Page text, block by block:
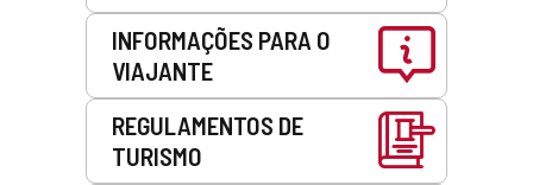
INFORMAÇÕES PARA O
VIAJANTE
REGULAMENTOS DE
TURISMO